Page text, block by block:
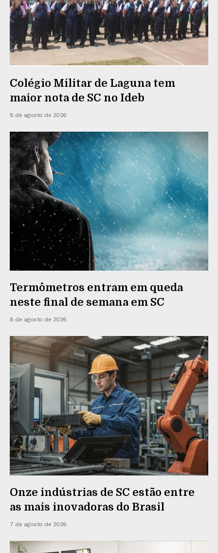
Colégio Militar de Laguna tem
maior nota de SC no Ideb
8 de agosto de 2026
Termômetros entram em queda
neste final de semana em SC
8 de agosto de 2026
Onze indústrias de SC estão entre
as mais inovadoras do Brasil
7 de agosto de 2026